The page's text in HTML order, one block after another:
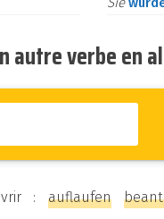
autre verbe en
: auflaufen